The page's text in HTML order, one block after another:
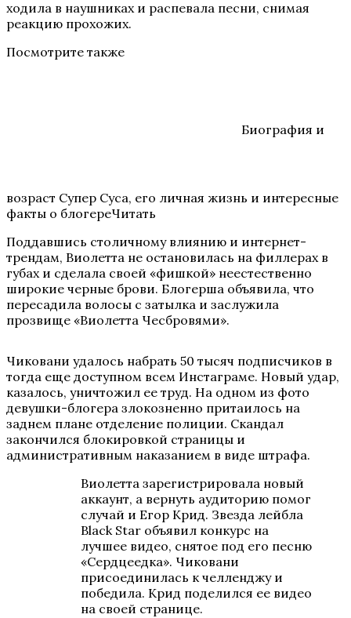
ходила в наушниках и распевала песни, снимая
реакцию прохожих.
Посмотрите также
Биография и
возраст Супер Суса, его личная жизнь и интересные
факты о блогереЧитать
Поддавшись столичному влиянию и интернет-
трендам, Виолетта не остановилась на филлерах в
губах и сделала своей «фишкой» неестественно
широкие черные брови. Блогерша объявила, что
пересадила волосы с затылка и заслужила
прозвище «Виолетта Чесбровями».
Чиковани удалось набрать 50 тысяч подписчиков в
тогда еще доступном всем Инстаграме. Новый удар,
казалось, уничтожил ее труд. На одном из фото
девушки-блогера злокозненно притаилось на
заднем плане отделение полиции. Скандал
закончился блокировкой страницы и
административным наказанием в виде штрафа.
Виолетта зарегистрировала новый
аккаунт, а вернуть аудиторию помог
случай и Егор Крид. Звезда лейбла
Black Star объявил конкурс на
лучшее видео, снятое под его песню
«Сердцеедка». Чиковани
присоединилась к челленджу и
победила. Крид поделился ее видео
на своей странице.